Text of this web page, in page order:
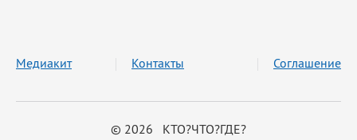
© 2026 КТО?ЧТО?ГДЕ?
Медиакит Контакты Соглашение